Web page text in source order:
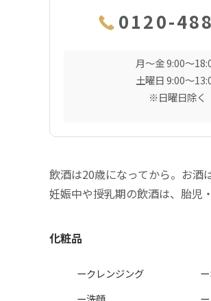
0120-
月〜金 9:00〜
土曜日 9:00〜
※日曜日除く
飲酒は20歳になってから。お酒
妊娠中や授乳期の飲酒は、胎児
化粧品
ークレンジング